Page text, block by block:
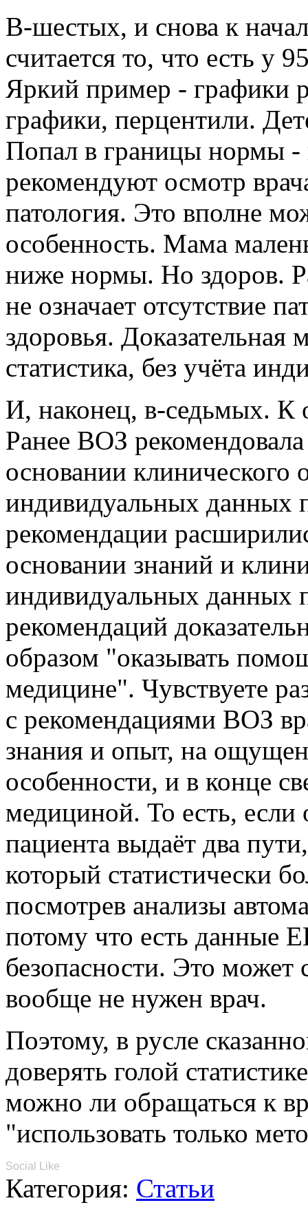
В-шестых, и снова к
считается то, что есть
Яркий пример - графики
графики, перцентили.
Попал в границы нормы
рекомендуют осмотр
патология. Это вполне
особенность. Мама
ниже нормы. Но здоров.
не означает отсутствие
здоровья. Доказательная
статистика, без учёта
И, наконец, в-седьмых.
Ранее ВОЗ
основании клинического
индивидуальных данных
рекомендации
основании знаний и
индивидуальных данных
рекомендаций
образом "оказывать
медицине". Чувствуете
с рекомендациями ВОЗ
знания и опыт, на
особенности, и в конце
медициной. То есть, если
пациента выдаёт два
который статистически
посмотрев анализы
потому что есть данные
безопасности. Это может
вообще не нужен врач.
Поэтому, в русле
доверять голой
можно ли обращаться к
"использовать только
Social Like
Категория: Статьи